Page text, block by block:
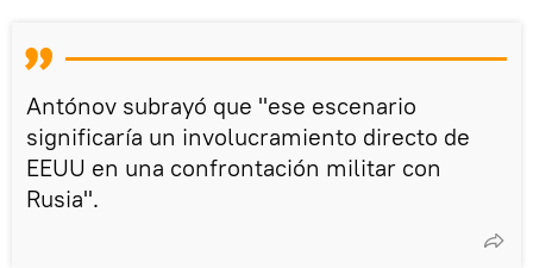
Antónov subrayó que "ese escenario
significaría un involucramiento directo de
EEUU en una confrontación militar con
Rusia".